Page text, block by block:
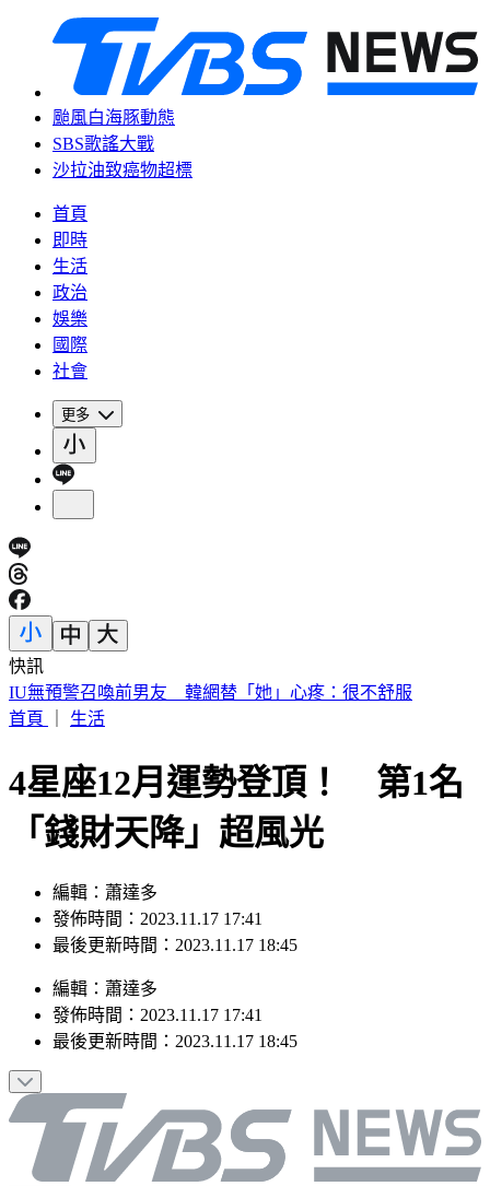
颱風白海豚動態
SBS歌謠大戰
沙拉油致癌物超標
首頁
即時
生活
政治
娛樂
國際
社會
更多
快訊
快訊／財神爺不在家 威力彩頭獎、二獎雙槓龜
首頁
生活
4星座12月運勢登頂！ 第1名
「錢財天降」超風光
編輯：蕭達多
發佈時間：2023.11.17 17:41
最後更新時間：2023.11.17 18:45
編輯 ： 蕭達多
發佈時間： 2023.11.17 17:41
最後更新時間： 2023.11.17 18:45